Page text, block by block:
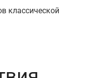
классической